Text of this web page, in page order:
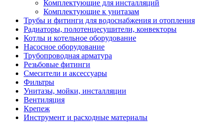
Комплектующие для инсталляций
Комплектующие к унитазам
Трубы и фитинги для водоснабжения и отопления
Радиаторы, полотенцесушители, конвекторы
Котлы и котельное оборудование
Насосное оборудование
Трубопроводная арматура
Резьбовые фитинги
Смесители и аксессуары
Фильтры
Унитазы, мойки, инсталляции
Вентиляция
Крепеж
Инструмент и расходные материалы